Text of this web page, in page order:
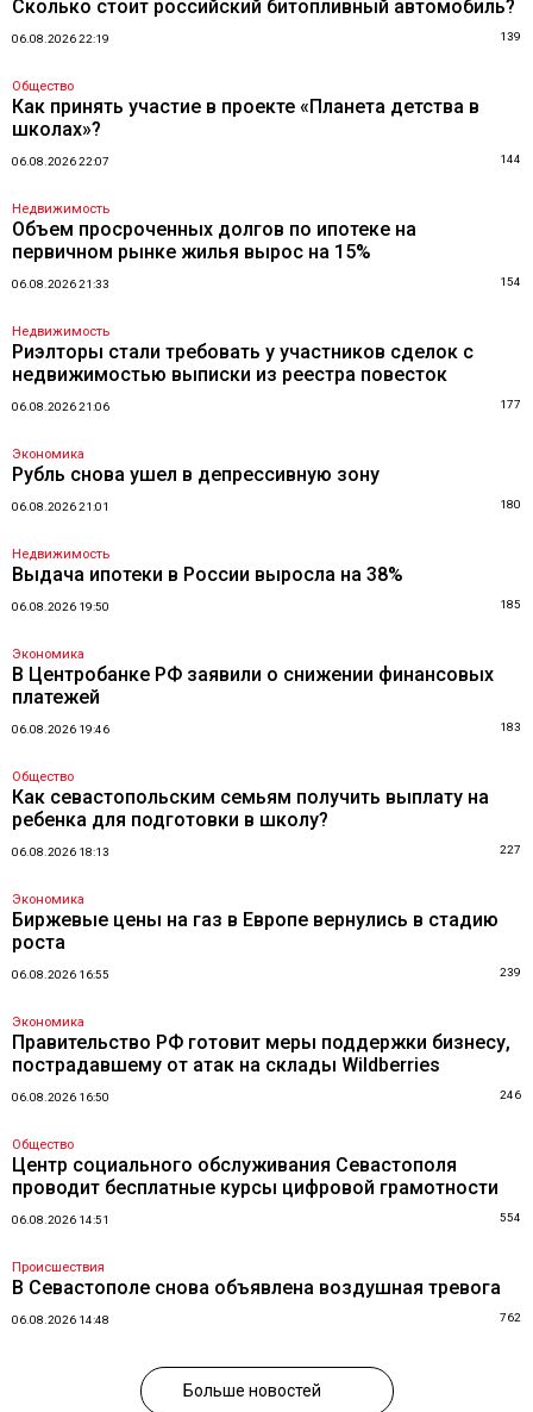
Сколько стоит российский битопливный автомобиль?
06.08.2026 22:19 139
Общество
Как принять участие в проекте «Планета детства в
школах»?
06.08.2026 22:07 144
Недвижимость
Объем просроченных долгов по ипотеке на
первичном рынке жилья вырос на 15%
06.08.2026 21:33 154
Недвижимость
Риэлторы стали требовать у участников сделок с
недвижимостью выписки из реестра повесток
06.08.2026 21:06 177
Экономика
Рубль снова ушел в депрессивную зону
06.08.2026 21:01 180
Недвижимость
Выдача ипотеки в России выросла на 38%
06.08.2026 19:50 185
Экономика
В Центробанке РФ заявили о снижении финансовых
платежей
06.08.2026 19:46 183
Общество
Как севастопольским семьям получить выплату на
ребенка для подготовки в школу?
06.08.2026 18:13 227
Экономика
Биржевые цены на газ в Европе вернулись в стадию
роста
06.08.2026 16:55 239
Экономика
Правительство РФ готовит меры поддержки бизнесу,
пострадавшему от атак на склады Wildberries
06.08.2026 16:50 246
Общество
Центр социального обслуживания Севастополя
проводит бесплатные курсы цифровой грамотности
06.08.2026 14:51 554
Происшествия
В Севастополе снова объявлена воздушная тревога
06.08.2026 14:48 762
Больше новостей